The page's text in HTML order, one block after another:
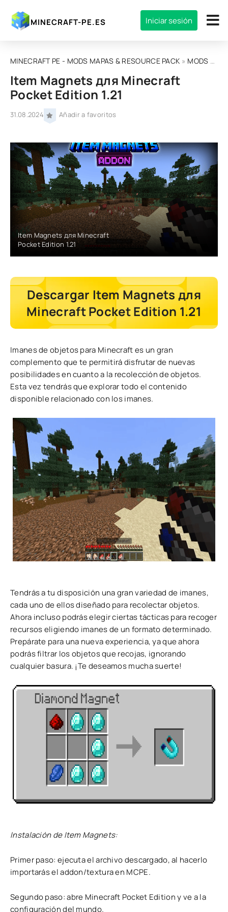
MINECRAFT-PE.ES Iniciar sesión
MINECRAFT PE - MODS MAPAS & RESOURCE PACK » MODS
Item Magnets для Minecraft
Pocket Edition 1.21
31.08.2024 Añadir a favoritos
Item Magnets для Minecraft
Pocket Edition 1.21
Descargar Item Magnets для
Minecraft Pocket Edition 1.21
Imanes de objetos para Minecraft es un gran
complemento que te permitirá disfrutar de nuevas
posibilidades en cuanto a la recolección de objetos.
Esta vez tendrás que explorar todo el contenido
disponible relacionado con los imanes.
Tendrás a tu disposición una gran variedad de imanes,
cada uno de ellos diseñado para recolectar objetos.
Ahora incluso podrás elegir ciertas tácticas para recoger
recursos eligiendo imanes de un formato determinado.
Prepárate para una nueva experiencia, ya que ahora
podrás filtrar los objetos que recojas, ignorando
cualquier basura. ¡Te deseamos mucha suerte!
Instalación de Item Magnets:
Primer paso: ejecuta el archivo descargado, al hacerlo
importarás el addon/textura en MCPE.
Segundo paso: abre Minecraft Pocket Edition y ve a la
configuración del mundo.